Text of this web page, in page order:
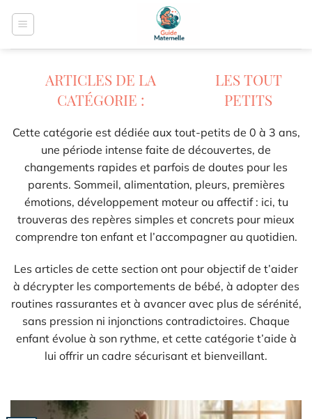
LES TOUT
PETITS
Cette catégorie est dédiée aux tout-petits de 0 à 3 ans,
une période intense faite de découvertes, de
changements rapides et parfois de doutes pour les
parents. Sommeil, alimentation, pleurs, premières
émotions, développement moteur ou affectif : ici, tu
trouveras des repères simples et concrets pour mieux
comprendre ton enfant et l’accompagner au quotidien.
Les articles de cette section ont pour objectif de t’aider
à décrypter les comportements de bébé, à adopter des
routines rassurantes et à avancer avec plus de sérénité,
sans pression ni injonctions contradictoires. Chaque
enfant évolue à son rythme, et cette catégorie t’aide à
lui offrir un cadre sécurisant et bienveillant.